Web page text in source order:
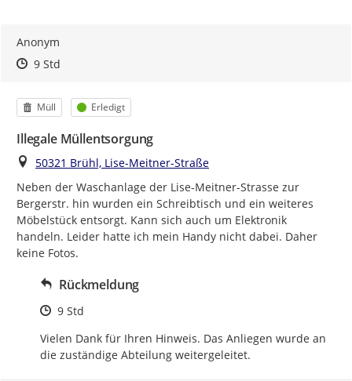
Anonym
Zeitpunkt des Erstellens
Zeitpunkt des Erstellens
9 StdZur Äußerung
Kategorie
Müll Status
Erledigt
Illegale Müllentsorgung
Ort
50321 Brühl, Lise-Meitner-Straße
Neben der Waschanlage der Lise-Meitner-Strasse zur
Bergerstr. hin wurden ein Schreibtisch und ein weiteres
Möbelstück entsorgt. Kann sich auch um Elektronik
handeln. Leider hatte ich mein Handy nicht dabei. Daher
keine Fotos.
Rückmeldung
Zeitpunkt des Erstellens
9 Std
Vielen Dank für Ihren Hinweis. Das Anliegen wurde an
die zuständige Abteilung weitergeleitet.